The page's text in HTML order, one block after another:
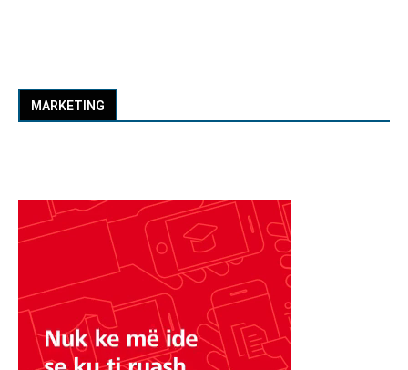
MARKETING